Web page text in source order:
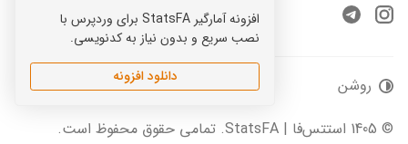
افزونه آمارگیر StatsFA برای وردپرس با
نصب سریع و بدون نیاز به کدنویسی.
دانلود افزونه
Instagram
Telegram
© 1405 استتس‌فا | StatsFA. تمامی حقوق محفوظ است.
روشن